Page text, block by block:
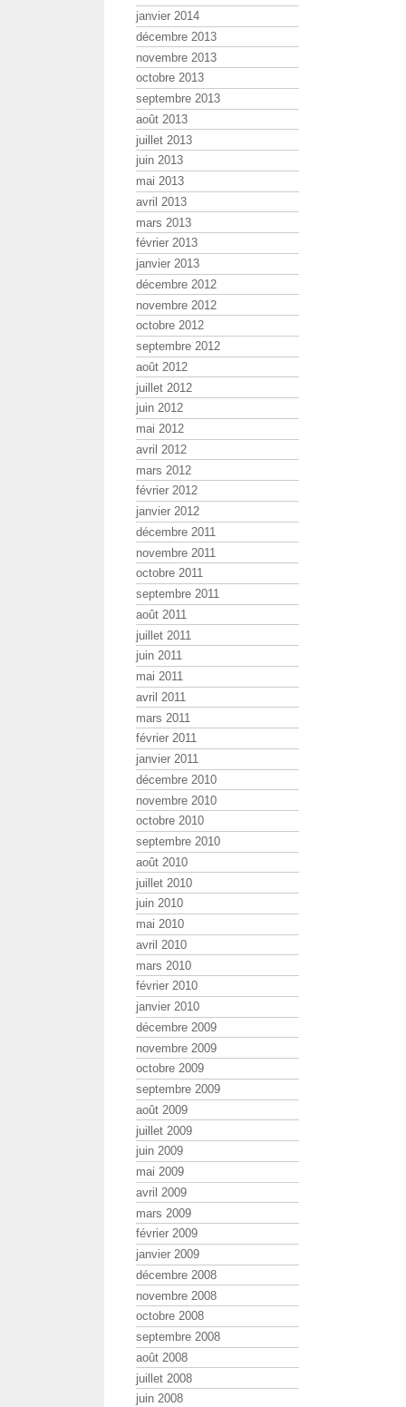
janvier 2014
décembre 2013
novembre 2013
octobre 2013
septembre 2013
août 2013
juillet 2013
juin 2013
mai 2013
avril 2013
mars 2013
février 2013
janvier 2013
décembre 2012
novembre 2012
octobre 2012
septembre 2012
août 2012
juillet 2012
juin 2012
mai 2012
avril 2012
mars 2012
février 2012
janvier 2012
décembre 2011
novembre 2011
octobre 2011
septembre 2011
août 2011
juillet 2011
juin 2011
mai 2011
avril 2011
mars 2011
février 2011
janvier 2011
décembre 2010
novembre 2010
octobre 2010
septembre 2010
août 2010
juillet 2010
juin 2010
mai 2010
avril 2010
mars 2010
février 2010
janvier 2010
décembre 2009
novembre 2009
octobre 2009
septembre 2009
août 2009
juillet 2009
juin 2009
mai 2009
avril 2009
mars 2009
février 2009
janvier 2009
décembre 2008
novembre 2008
octobre 2008
septembre 2008
août 2008
juillet 2008
juin 2008